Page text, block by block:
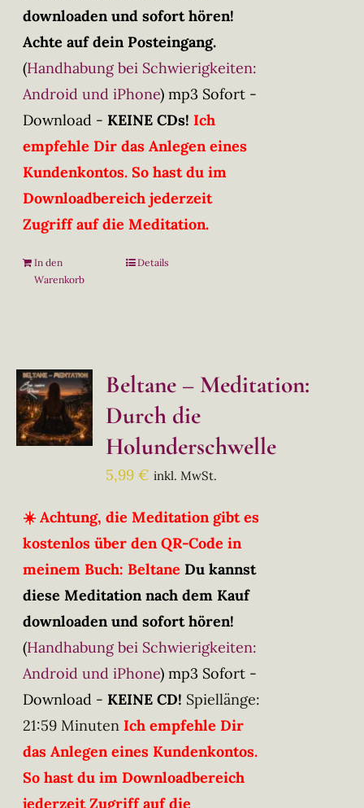
downloaden und sofort hören!
Achte auf dein Posteingang.
(Handhabung bei Schwierigkeiten:
Android und iPhone) mp3 Sofort -
Download - KEINE CDs! Ich
empfehle Dir das Anlegen eines
Kundenkontos. So hast du im
Downloadbereich jederzeit
Zugriff auf die Meditation.
In den
Warenkorb
Details
Beltane – Meditation:
Durch die
Holunderschwelle
5,99€ inkl. MwSt.
☀️ Achtung, die Meditation gibt es
kostenlos über den QR-Code in
meinem Buch: Beltane Du kannst
diese Meditation nach dem Kauf
downloaden und sofort hören!
(Handhabung bei Schwierigkeiten:
Android und iPhone) mp3 Sofort -
Download - KEINE CD! Spiellänge:
21:59 Minuten Ich empfehle Dir
das Anlegen eines Kundenkontos.
So hast du im Downloadbereich
jederzeit Zugriff auf die